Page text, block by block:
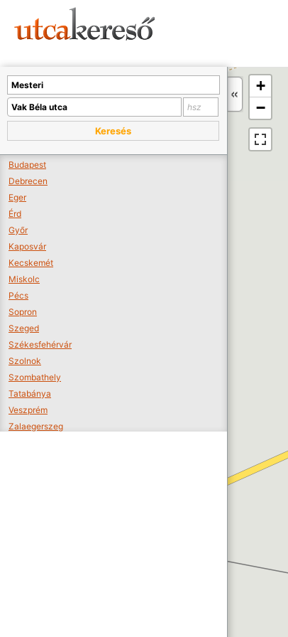
+
−
Keresés
Budapest
Debrecen
Eger
Érd
Győr
Kaposvár
Kecskemét
Miskolc
Pécs
Sopron
Szeged
Székesfehérvár
Szolnok
Szombathely
Tatabánya
Veszprém
Zalaegerszeg
A térképet kicsinyíteni kell, hogy látszódjanak a boltok.
Boltok látszódjanak >>